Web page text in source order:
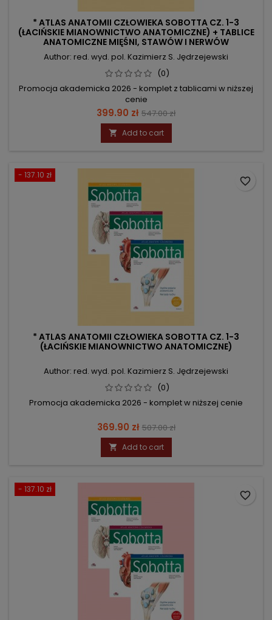
* ATLAS ANATOMII CZŁOWIEKA SOBOTTA CZ. 1-3
(ŁACIŃSKIE MIANOWNICTWO ANATOMICZNE) + TABLICE
ANATOMICZNE MIĘŚNI, STAWÓW I NERWÓW
Author: red. wyd. pol. Kazimierz S. Jędrzejewski
(0)
Promocja akademicka 2026 - komplet z tablicami w niższej
cenie
Price
399.90 zł Regular
price
547.00 zł
 Add to cart
- 137.10 zł
* ATLAS ANATOMII CZŁOWIEKA SOBOTTA CZ. 1-3
(ŁACIŃSKIE MIANOWNICTWO ANATOMICZNE)
Author: red. wyd. pol. Kazimierz S. Jędrzejewski
(0)
Promocja akademicka 2026 - komplet w niższej cenie
Price
369.90 zł Regular
price
507.00 zł
 Add to cart
favorite_border
- 137.10 zł
favorite_border